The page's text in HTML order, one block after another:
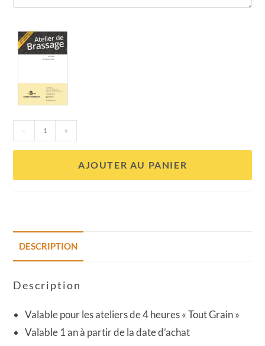
- +
AJOUTER AU PANIER
DESCRIPTION
Description
Valable pour les ateliers de 4 heures « Tout Grain »
Valable 1 an à partir de la date d’achat